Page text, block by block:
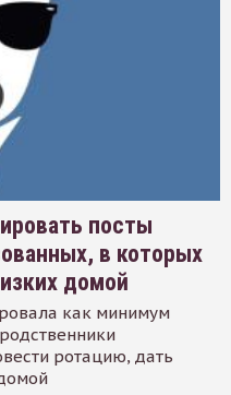
посты
в которых
домой
как минимум
ротацию, дать